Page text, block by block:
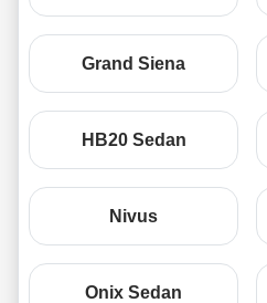
Grand Siena
HB20 Sedan
Nivus
Onix Sedan